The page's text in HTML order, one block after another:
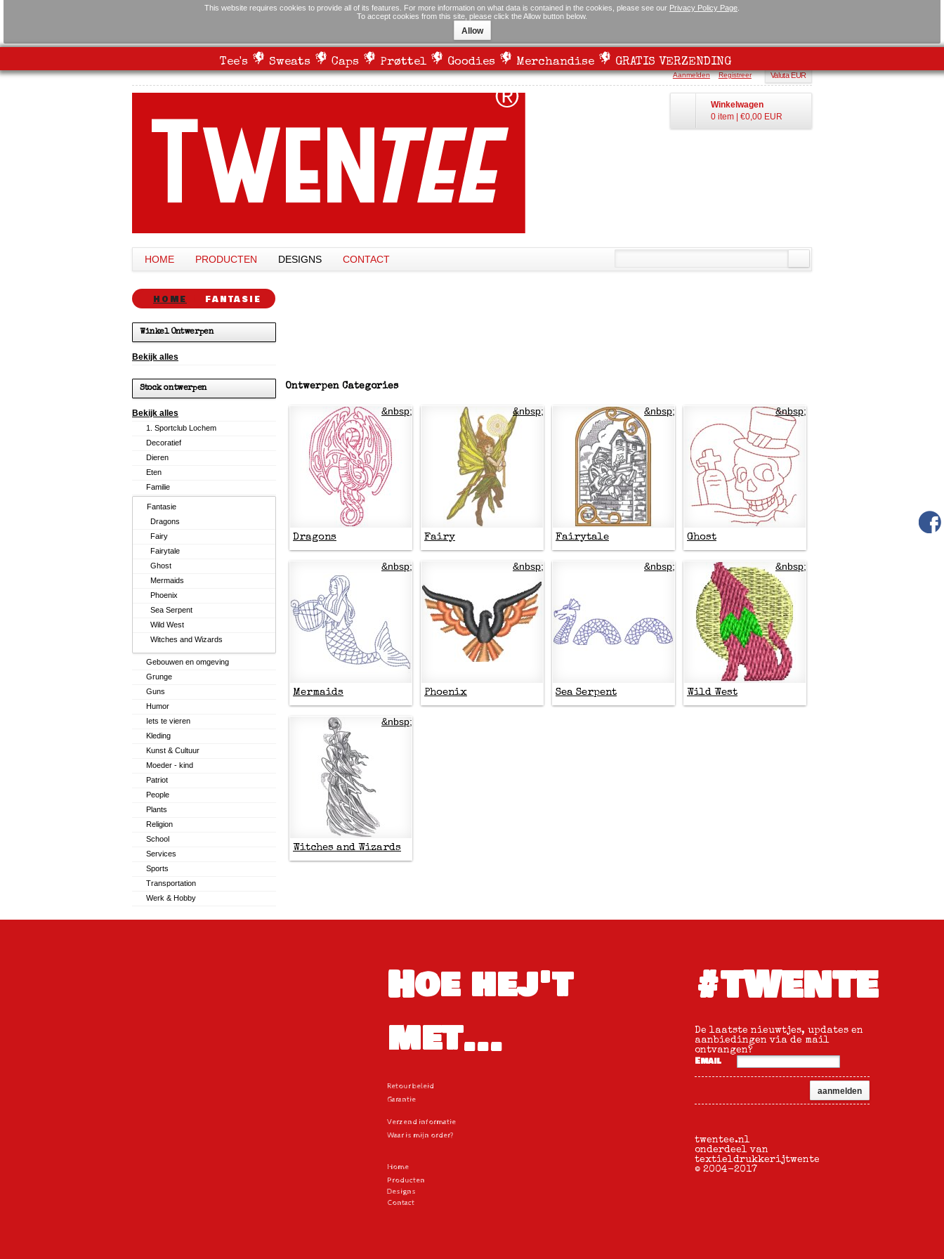
This website requires cookies to provide all of its features. For more information on what data is contained in the cookies, please see our Privacy Policy Page
To accept cookies from this site, please click the Allow button below.
Allow
Tee's Sweats Caps Prøttel Goodies Merchandise GRATIS VERZENDING
Valuta EUR
Aanmelden Registreer
Winkelwagen
0 item
€0,00 EUR
HOME PRODUCTEN DESIGNS CONTACT
HOME FANTASIE
Ontwerpen Categories
&nbsp;
Dragons
&nbsp;
Fairy
&nbsp;
Fairytale
&nbsp;
Ghost
&nbsp;
Mermaids
&nbsp;
Phoenix
&nbsp;
Sea Serpent
&nbsp;
Wild West
&nbsp;
Witches and Wizards
Winkel Ontwerpen
Bekijk alles
Stock ontwerpen
Bekijk alles
1. Sportclub Lochem
Decoratief
Dieren
Eten
Familie
Fantasie
Dragons
Fairy
Fairytale
Ghost
Mermaids
Phoenix
Sea Serpent
Wild West
Witches and Wizards
Gebouwen en omgeving
Grunge
Guns
Humor
Iets te vieren
Kleding
Kunst & Cultuur
Moeder - kind
Patriot
People
Plants
Religion
School
Services
Sports
Transportation
Werk & Hobby
Hoe hej't
met...
Retour beleid
Garantie
Verzend informatie
Waar is mijn order?
Home
Producten
Designs
Contact
#TWENTE
De laatste nieuwtjes, updates en
aanbiedingen via de mail
ontvangen?
Email
twentee.nl
onderdeel van
textieldrukkerijtwente
© 2004-2017